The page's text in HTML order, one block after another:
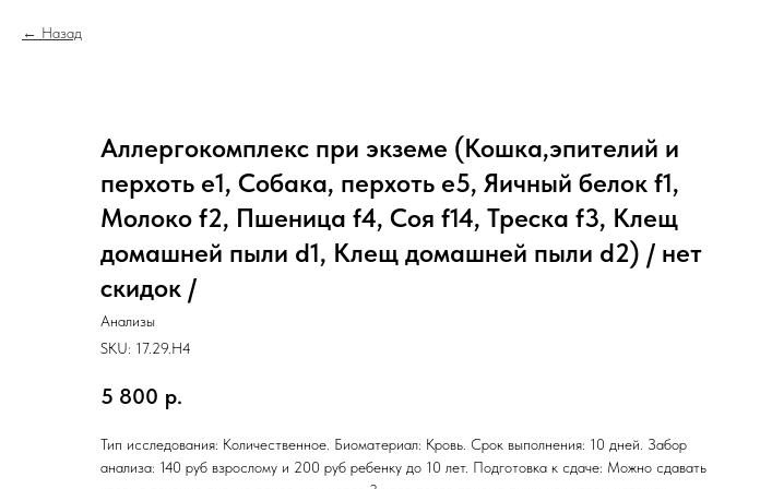
Назад
Аллергокомплекс при экземе (Кошка,эпителий и
перхоть e1, Собака, перхоть e5, Яичный белок f1,
Молоко f2, Пшеница f4, Соя f14, Треска f3, Клещ
домашней пыли d1, Клещ домашней пыли d2) / нет
скидок /
Анализы
SKU: 17.29.H4
5 800 р.
Тип исследования: Количественное. Биоматериал: Кровь. Срок выполнения: 10 дней. Забор
анализа: 140 руб взрослому и 200 руб ребенку до 10 лет. Подготовка к сдаче: Можно сдавать